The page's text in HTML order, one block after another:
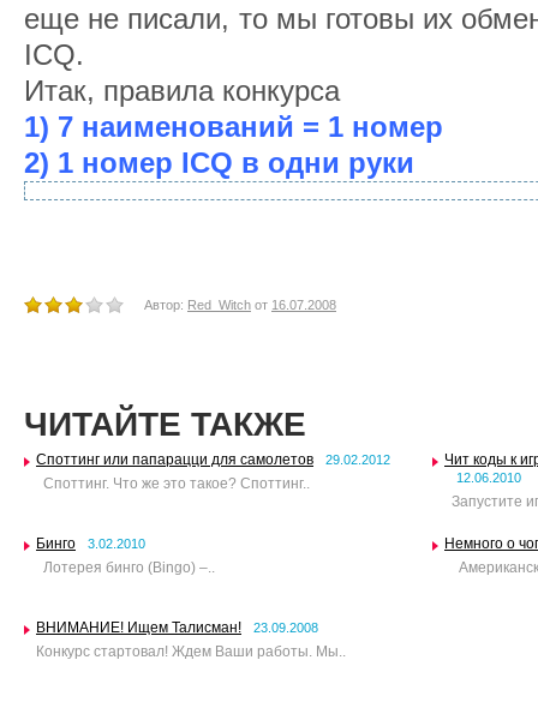
еще не писали, то мы готовы их
ICQ.
Итак, правила конкурса
1) 7 наименований = 1 номер
2) 1 номер ICQ в одни руки
Автор: Red_Witch от 16.07.2008
ЧИТАЙТЕ ТАКЖЕ
Споттинг или папарацци для самолетов 29.02.2012
Споттинг. Что же это такое? Споттинг..
Чит коды к
12.06.2010
Запустите
Бинго 3.02.2010
Лотерея бинго (Bingo) –..
Немного о
ВНИМАНИЕ! Ищем Талисман! 23.09.2008
Конкурс стартовал! Ждем Ваши работы. Мы..